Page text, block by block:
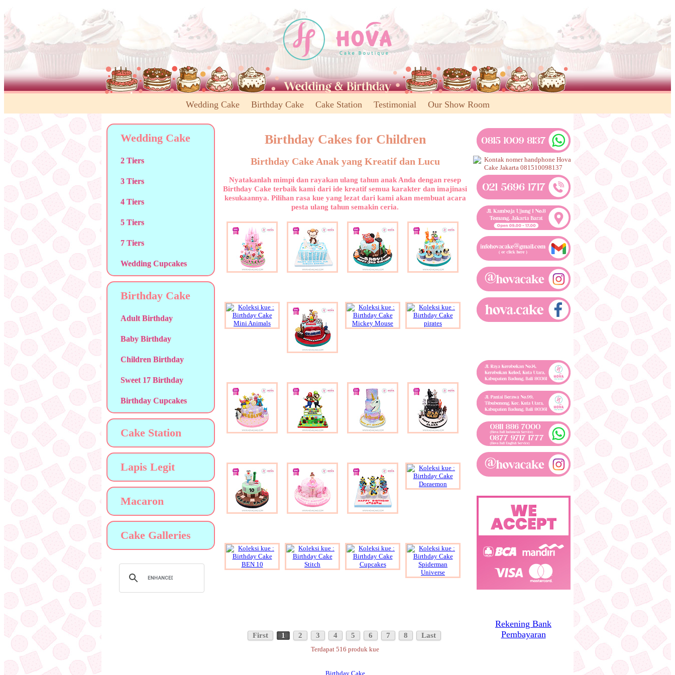
Wedding Cake Birthday Cake Cake Station Testimonial Our Show Room
Wedding Cake
2 Tiers
3 Tiers
4 Tiers
5 Tiers
7 Tiers
Wedding Cupcakes
Birthday Cake
Adult Birthday
Baby Birthday
Children Birthday
Sweet 17 Birthday
Birthday Cupcakes
Cake Station
Lapis Legit
Macaron
Cake Galleries
Birthday Cakes for Children
Birthday Cake Anak yang Kreatif dan Lucu
Nyatakanlah mimpi dan rayakan ulang tahun anak Anda dengan resep
Birthday Cake terbaik kami dari ide kreatif semua karakter dan imajinasi
kesukaannya. Pilihan rasa kue yang lezat dari kami akan membuat acara
pesta ulang tahun semakin ceria.
First 1 2 3 4 5 6 7 8 Last
Terdapat 516 produk kue
Birthday Cake
Rekening Bank
Pembayaran